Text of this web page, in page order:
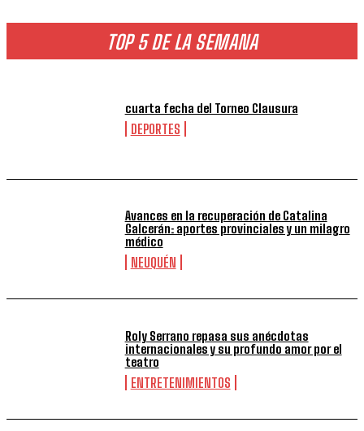
TOP 5 DE LA SEMANA
cuarta fecha del Torneo Clausura
DEPORTES
Avances en la recuperación de Catalina
Galcerán: aportes provinciales y un milagro
médico
NEUQUÉN
Roly Serrano repasa sus anécdotas
internacionales y su profundo amor por el
teatro
ENTRETENIMIENTOS